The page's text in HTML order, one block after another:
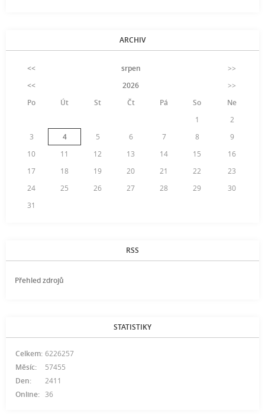
ARCHIV
<< srpen
>>
<<
2026
>>
Po
Út St Čt Pá So
Ne
1
2
3
4 5 6 7 8
9
10
11 12 13 14 15
16
17
18 19 20 21 22
23
24
25 26 27 28 29
30
31
RSS
Přehled zdrojů
STATISTIKY
Online: 36
Celkem: 6226257
Měsíc:
57455
Den:
2411